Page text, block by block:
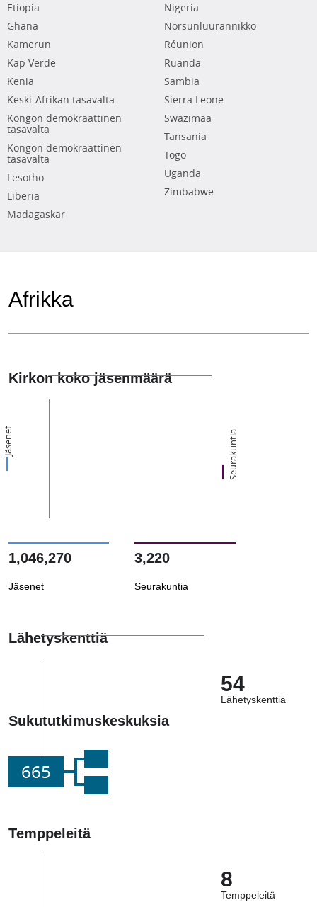
Etiopia
Ghana
Kamerun
Kap Verde
Kenia
Keski-Afrikan tasavalta
Kongon demokraattinen
tasavalta
Kongon demokraattinen
tasavalta
Lesotho
Liberia
Madagaskar
Nigeria
Norsunluurannikko
Réunion
Ruanda
Sambia
Sierra Leone
Swazimaa
Tansania
Togo
Uganda
Zimbabwe
Afrikka
Kirkon koko jäsenmäärä
Jäsenet Seurakuntia
1,046,270
Jäsenet
3,220
Seurakuntia
Lähetyskenttiä
54
Lähetyskenttiä
Sukututkimuskeskuksia
665
Temppeleitä
8
Temppeleitä